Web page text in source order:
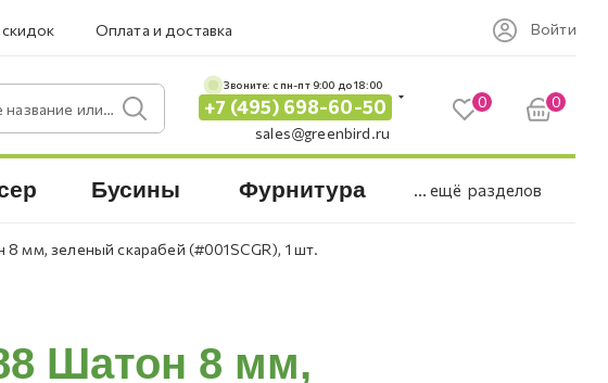
Оплата и доставка Войти
или артикул.
Звоните: c пн-пт 9:00 до 18:00
+7 (495) 698-60-50
sales@greenbird.ru
0 0
Бусины Фурнитура ... ещё разделов
мм, зеленый скарабей (#001SCGR), 1 шт.
Шатон 8 мм,